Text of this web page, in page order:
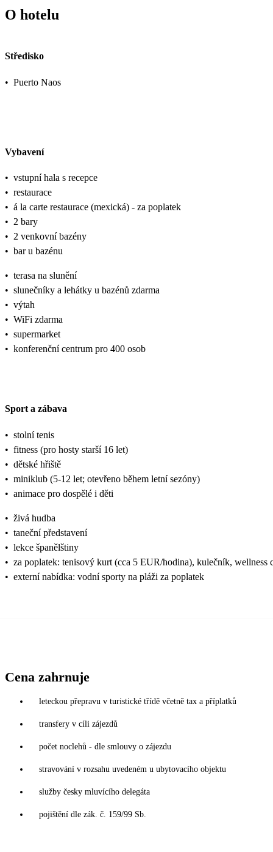
O hotelu
Středisko
• Puerto Naos
Vybavení
• vstupní hala s recepce
• restaurace
• á la carte restaurace (mexická) - za poplatek
• 2 bary
• 2 venkovní bazény
• bar u bazénu
• terasa na slunění
• slunečníky a lehátky u bazénů zdarma
• výtah
• WiFi zdarma
• supermarket
• konferenční centrum pro 400 osob
Sport a zábava
• stolní tenis
• fitness (pro hosty starší 16 let)
• dětské hřiště
• miniklub (5-12 let; otevřeno během letní sezóny)
• animace pro dospělé i děti
• živá hudba
• taneční představení
• lekce španělštiny
• za poplatek: tenisový kurt (cca 5 EUR/hodina), kulečník, wellness
• externí nabídka: vodní sporty na pláži za poplatek
Cena zahrnuje
leteckou přepravu v turistické třídě včetně tax a příplatků
transfery v cíli zájezdů
počet noclehů - dle smlouvy o zájezdu
stravování v rozsahu uvedeném u ubytovacího objektu
služby česky mluvícího delegáta
pojištění dle zák. č. 159/99 Sb.